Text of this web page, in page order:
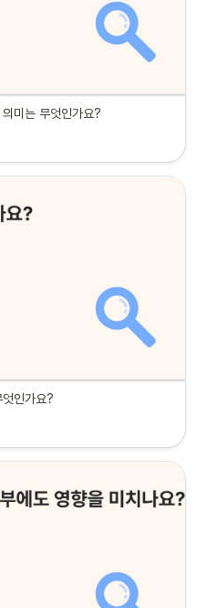
미는 무엇인가요?
인가요?